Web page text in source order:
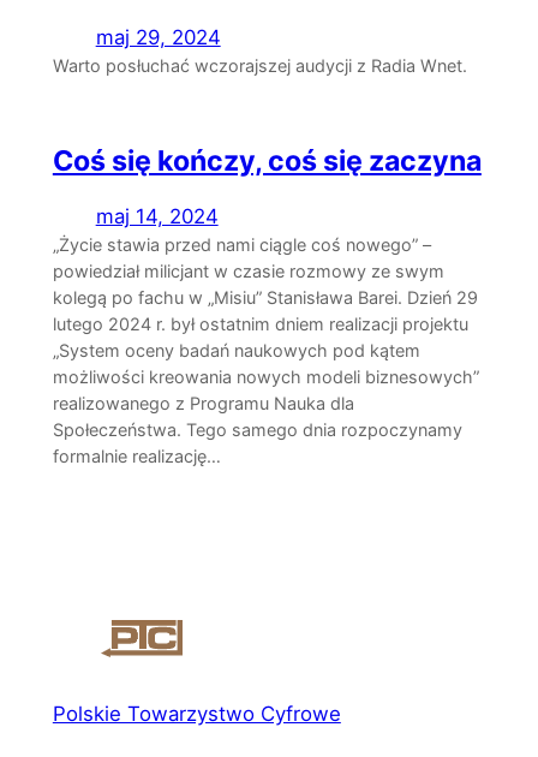
maj 29, 2024
Warto posłuchać wczorajszej audycji z Radia Wnet.
Coś się kończy, coś się zaczyna
maj 14, 2024
„Życie stawia przed nami ciągle coś nowego” –
powiedział milicjant w czasie rozmowy ze swym
kolegą po fachu w „Misiu” Stanisława Barei. Dzień 29
lutego 2024 r. był ostatnim dniem realizacji projektu
„System oceny badań naukowych pod kątem
możliwości kreowania nowych modeli biznesowych”
realizowanego z Programu Nauka dla
Społeczeństwa. Tego samego dnia rozpoczynamy
formalnie realizację…
Polskie Towarzystwo Cyfrowe